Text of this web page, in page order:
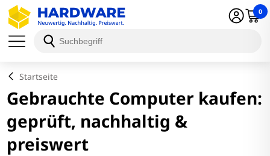
0
Startseite
Gebrauchte Computer kaufen:
geprüft, nachhaltig &
preiswert